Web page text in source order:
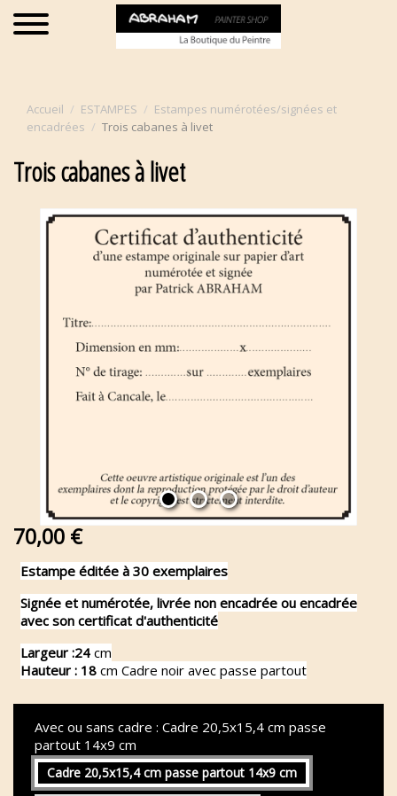
Accueil ESTAMPES
Estampes numérotées/signées et
encadrées
Trois cabanes à livet
Trois cabanes à livet
70,00 €
Estampe éditée à 30 exemplaires
Signée et numérotée, livrée non encadrée ou encadrée
avec son certificat d'authenticité
Largeur :24 cm
Hauteur : 18 cm Cadre noir avec passe partout
Avec ou sans cadre : Cadre 20,5x15,4 cm passe
partout 14x9 cm
Cadre 20,5x15,4 cm passe partout 14x9 cm